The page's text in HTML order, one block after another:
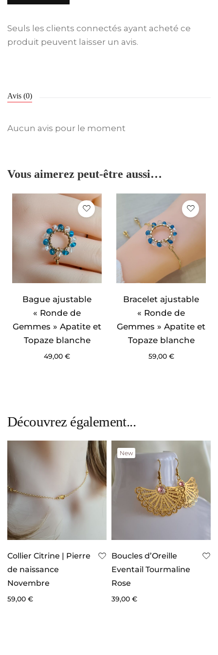
Seuls les clients connectés ayant acheté ce
produit peuvent laisser un avis.
Avis (0)
Aucun avis pour le moment
Vous aimerez peut-être aussi…
Bague ajustable
« Ronde de
Gemmes » Apatite et
Topaze blanche
49,00 €
Bracelet ajustable
« Ronde de
Gemmes » Apatite et
Topaze blanche
59,00 €
Découvrez également...
Collier Citrine | Pierre
de naissance
Novembre
59,00 €
New
Boucles d’Oreille
Eventail Tourmaline
Rose
39,00 €